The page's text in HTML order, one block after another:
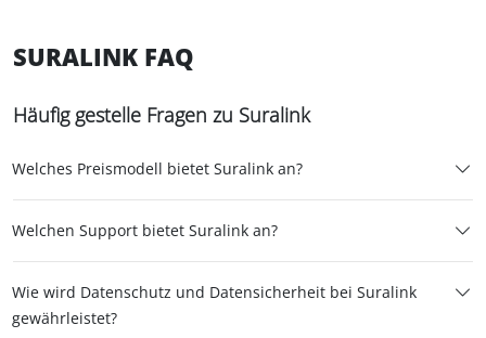
SURALINK FAQ
Häufig gestelle Fragen zu Suralink
Welches Preismodell bietet Suralink an?
Welchen Support bietet Suralink an?
Wie wird Datenschutz und Datensicherheit bei Suralink
gewährleistet?